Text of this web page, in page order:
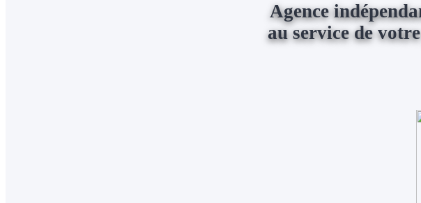
Agence
au service de